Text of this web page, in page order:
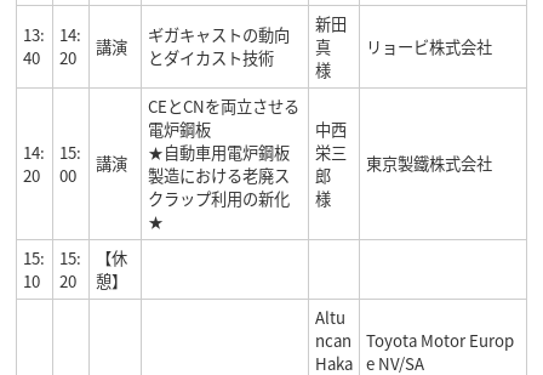
13:
40
14:
20
講演
ギガキャストの動向
とダイカスト技術
新田
真
様
リョービ株式会社
14:
20
15:
00
講演
CEとCNを両立させる
電炉鋼板
★自動車用電炉鋼板
製造における老廃ス
クラップ利用の新化
★
中西
栄三
郎
様
東京製鐵株式会社
15:
10
15:
20
【休
憩】
Altu
ncan
Haka
Toyota Motor Europ
e NV/SA